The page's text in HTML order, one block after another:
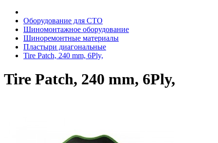
Oбopудoвaниe для CTO
Шиномонтажное оборудование
Шиноремонтные материалы
Пластыри диагональные
Tire Patch, 240 mm, 6Ply,
Tire Patch, 240 mm, 6Ply,